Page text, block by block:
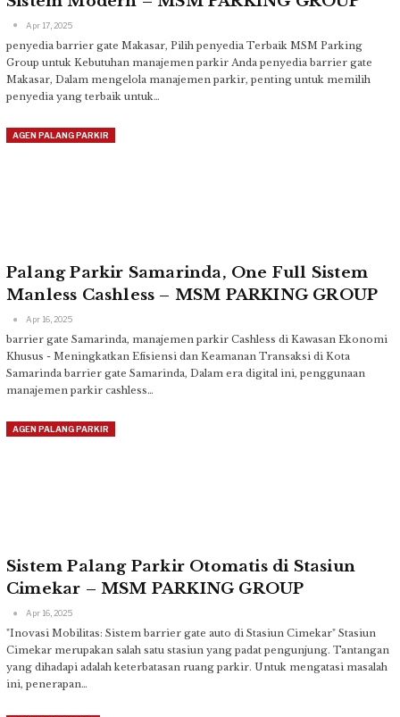
Apr 17, 2025
penyedia barrier gate Makasar, Pilih penyedia Terbaik MSM Parking
Group untuk Kebutuhan manajemen parkir Anda penyedia barrier gate
Makasar, Dalam mengelola manajemen parkir, penting untuk memilih
penyedia yang terbaik untuk…
AGEN PALANG PARKIR
Palang Parkir Samarinda, One Full Sistem
Manless Cashless – MSM PARKING GROUP
Apr 16, 2025
barrier gate Samarinda, manajemen parkir Cashless di Kawasan Ekonomi
Khusus - Meningkatkan Efisiensi dan Keamanan Transaksi di Kota
Samarinda barrier gate Samarinda, Dalam era digital ini, penggunaan
manajemen parkir cashless…
AGEN PALANG PARKIR
Sistem Palang Parkir Otomatis di Stasiun
Cimekar – MSM PARKING GROUP
Apr 16, 2025
"Inovasi Mobilitas: Sistem barrier gate auto di Stasiun Cimekar" Stasiun
Cimekar merupakan salah satu stasiun yang padat pengunjung. Tantangan
yang dihadapi adalah keterbatasan ruang parkir. Untuk mengatasi masalah
ini, penerapan…